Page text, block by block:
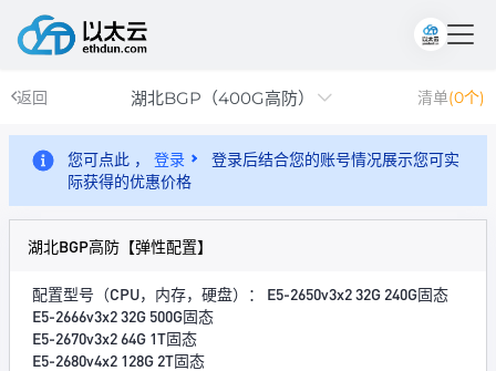
返回 湖北BGP（400G高防） 清单(0个)
您可点此 ， 登录
登录后结合您的账号情况展示您可实
际获得的优惠价格
湖北BGP高防【弹性配置】
配置型号（CPU，内存，硬盘）： E5-2650v3x2 32G 240G固态
E5-2666v3x2 32G 500G固态
E5-2670v3x2 64G 1T固态
E5-2680v4x2 128G 2T固态